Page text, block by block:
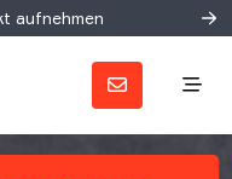
aufnehmen